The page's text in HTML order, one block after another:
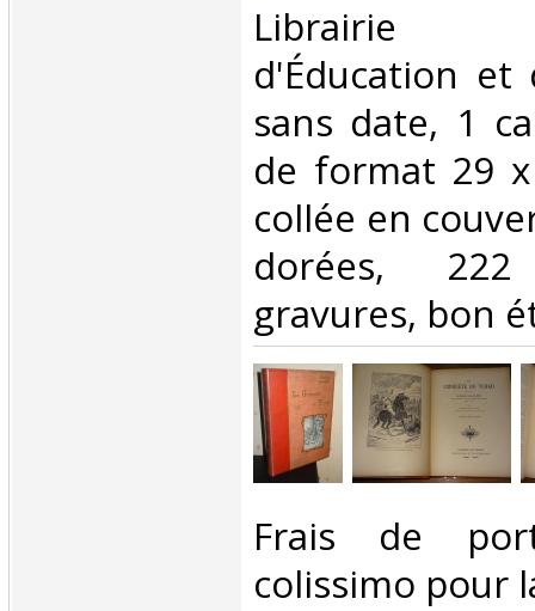
‎Librairie
d'Éducation et
sans date, 1
de format 29
collée en
dorées,
gravures, bon
‎Frais de
colissimo pour